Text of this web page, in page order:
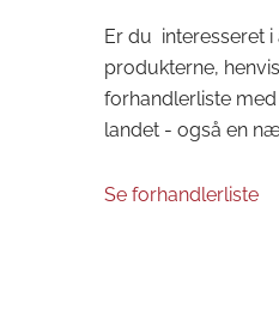
Er du interesseret i
produkterne,
forhandlerliste
landet - også en
Se forhandlerliste